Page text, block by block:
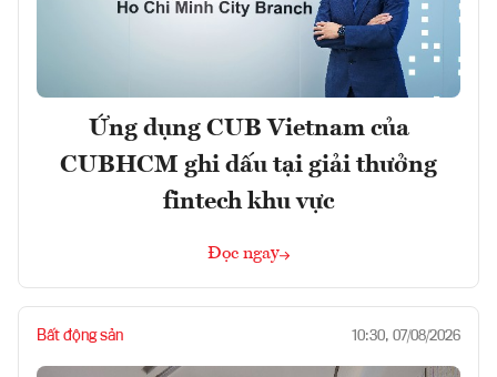
Ứng dụng CUB Vietnam của
CUBHCM ghi dấu tại giải thưởng
fintech khu vực
Đọc ngay
Bất động sản 10:30, 07/08/2026